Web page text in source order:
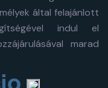
által felajánlott
indul el
marad